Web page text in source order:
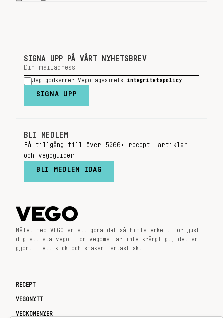
SIGNA UPP PÅ VÅRT NYHETSBREV
Jag godkänner Vegomagasinets integritetspolicy
SIGNA UPP
BLI MEDLEM
Få tillgång till över 5000+ recept, artiklar
och vegoguider!
BLI MEDLEM IDAG
Målet med VEGO är att göra det så himla enkelt för just
dig att äta vego. För vegomat är inte krångligt, det är
gjort i ett kick och smakar fantastiskt.
RECEPT
VEGONYTT
VECKOMENYER